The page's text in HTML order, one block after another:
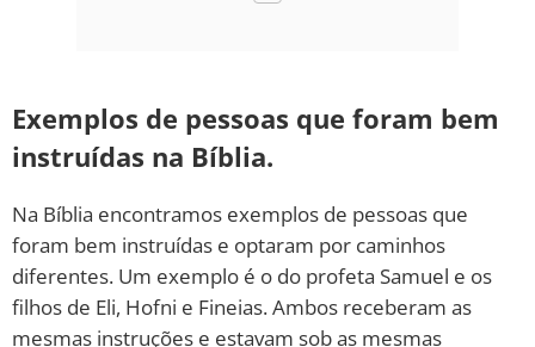
Exemplos de pessoas que foram bem
instruídas na Bíblia.
Na Bíblia encontramos exemplos de pessoas que
foram bem instruídas e optaram por caminhos
diferentes. Um exemplo é o do profeta Samuel e os
filhos de Eli, Hofni e Fineias. Ambos receberam as
mesmas instruções e estavam sob as mesmas